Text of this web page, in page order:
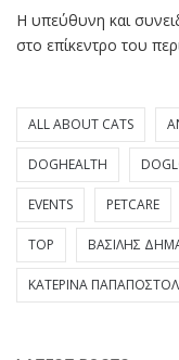
Η υπεύθυνη και
στο επίκεντρο του
ALL ABOUT CATS
DOGHEALTH
EVENTS PETCARE
TOP ΒΑΣΊΛΗΣ
ΚΑΤΕΡΊΝΑ